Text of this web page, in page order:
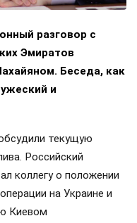
разговор с
Эмиратов
Беседа, как
и
текущую
Российский
коллегу о положении
на Украине и
Киевом